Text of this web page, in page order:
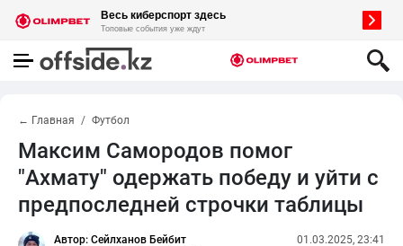
← Главная Футбол
Максим Самородов помог
"Ахмату" одержать победу и уйти с
предпоследней строчки таблицы
Автор: Сейлханов Бейбит
01.03.2025, 23:41